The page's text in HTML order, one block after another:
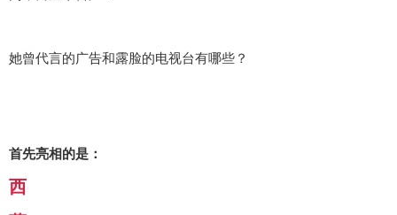
她曾代言的广告和露脸的电视台有哪些？
首先亮相的是：
西